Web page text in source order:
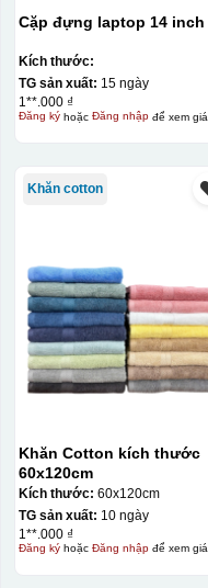
Cặp đựng laptop 14 inch
Kích thước:
TG sản xuất: 15 ngày
1**.000 ₫
Đăng kýhoặc Đăng nhậpđể xem giá
Khăn cotton
Khăn Cotton kích thước
60x120cm
Kích thước: 60x120cm
TG sản xuất: 10 ngày
1**.000 ₫
Đăng kýhoặc Đăng nhậpđể xem giá